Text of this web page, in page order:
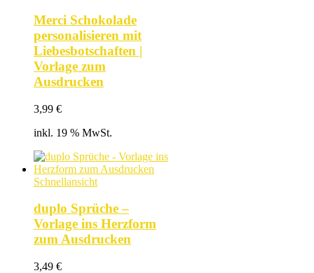
Merci Schokolade
personalisieren mit
Liebesbotschaften |
Vorlage zum
Ausdrucken
3,99 €
inkl. 19 % MwSt.
Schnellansicht
duplo Sprüche –
Vorlage ins Herzform
zum Ausdrucken
3,49 €